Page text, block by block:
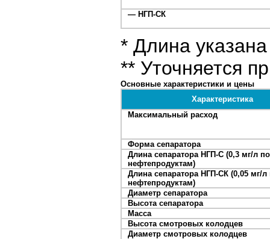
— НГП-СК
* Длина
** Уточняется
Основные характеристики и цены
Характеристика
Максимальный расход
Форма сепаратора
Длина сепаратора НГП-С (0,3 мг/л по
нефтепродуктам)
Длина сепаратора НГП-СК (0,05 мг/л
нефтепродуктам)
Диаметр сепаратора
Высота сепаратора
Масса
Высота смотровых колодцев
Диаметр смотровых колодцев